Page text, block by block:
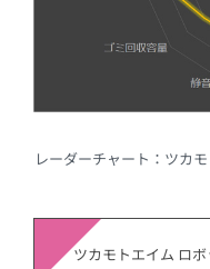
レーダーチャート：ツカ
ツカモトエイム ロ